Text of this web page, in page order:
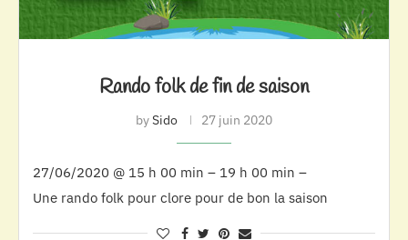
Rando folk de fin de saison
bySido 27 juin 2020
27/06/2020 @ 15 h 00 min – 19 h 00 min –
Une rando folk pour clore pour de bon la saison